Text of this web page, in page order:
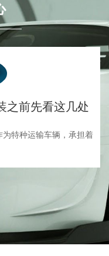
之前先看这几处
特种运输车辆，承担着